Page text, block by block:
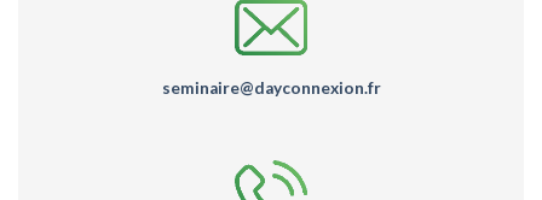
seminaire@dayconnexion.fr